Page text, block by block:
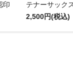
印
テナーサック
2,500円(税込)